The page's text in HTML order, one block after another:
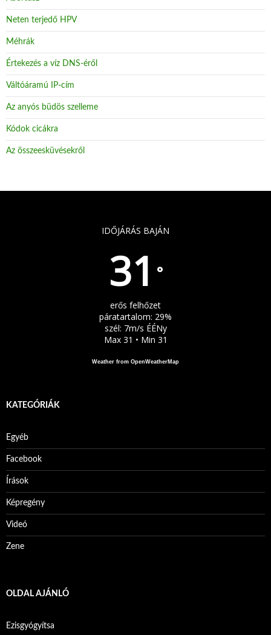
Neten terjedő HPV
Méhrák
Értekezés a víz DNS-éről
Váltóáramú IP-cím
Az anyós büdös szelleme
Kódok cicákra
Az összeesküvésekről
IDŐJÁRÁS BAJÁN
31 °
erős felhőzet
páratartalom: 29%
szél: 7m/s ÉÉNy
Max 31 • Min 31
Weather from OpenWeatherMap
KATEGÓRIÁK
Egyéb
Facebook
Írások
Képregény
Videó
Zene
OLDAL AJÁNLÓ
Ezisgyógyítsa